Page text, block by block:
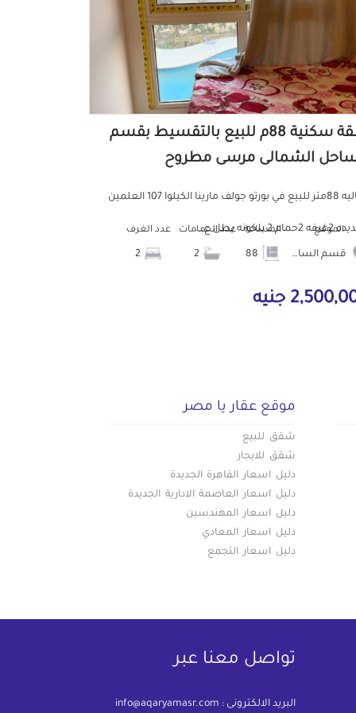
شقة سكنية 88م للبيع بالتقسيط بقسم
الشمالى مرسى مطروح
شاليه 88متر للبيع في بورتو جولف مارينا الكيلوا 107 العلمين
2 بلكونه يطل ع...
الموقع
قسم الساحل الشمالى
المساحة عدد الحمامات عدد الغرف
جنيه
موقع عقار يا مصر
شقق للبيع
شقق للايجار
دليل اسعار القاهرة الجديدة
دليل اسعار العاصمة الادارية الجديدة
دليل اسعار المهندسين
دليل اسعار المعادي
دليل اسعار التجمع
تواصل معنا عبر
البريد الالكترونى : info@aqaryamasr.com